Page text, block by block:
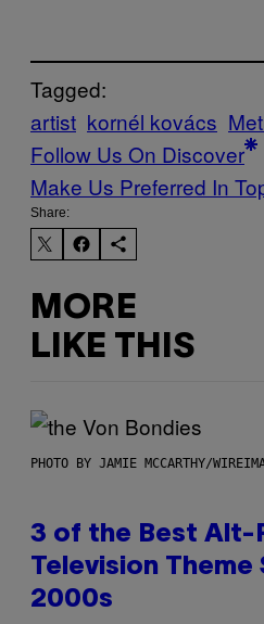
Tagged:
artist kornél kovács
Follow Us On Discover
Make Us Preferred In
Share:
MORE
LIKE THIS
PHOTO BY JAMIE MCCARTHY/
3 of the Best Alt-
Television Theme
2000s